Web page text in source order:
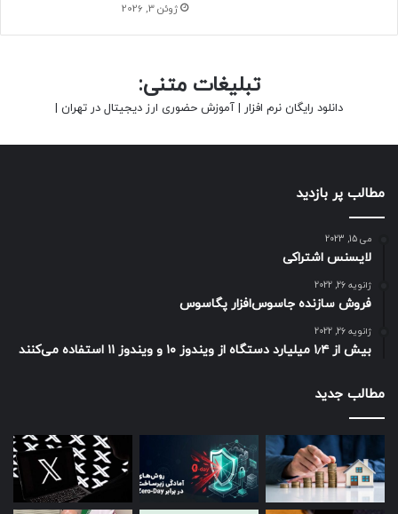
ژوئن 3, 2026
تبلیغات متنی:
دانلود رایگان نرم افزار | آموزش حضوری ارز دیجیتال در تهران |
مطالب پر بازدید
می 15, 2023
لایسنس اشتراکی
ژانویه 26, 2022
فروش سازنده جاسوس‌افزار پگاسوس
ژانویه 26, 2022
بیش از ۱٫۴ میلیارد دستگاه از ویندوز ۱۰ و ویندوز ۱۱ استفاده می‌کنند
مطالب جدید